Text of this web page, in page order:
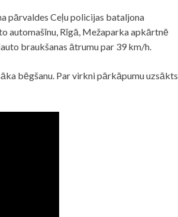
pārvaldes Ceļu policijas bataljona
automašīnu, Rīgā, Mežaparka apkārtnē
braukšanas ātrumu par 39 km/h.
bēgšanu. Par virkni pārkāpumu uzsākts